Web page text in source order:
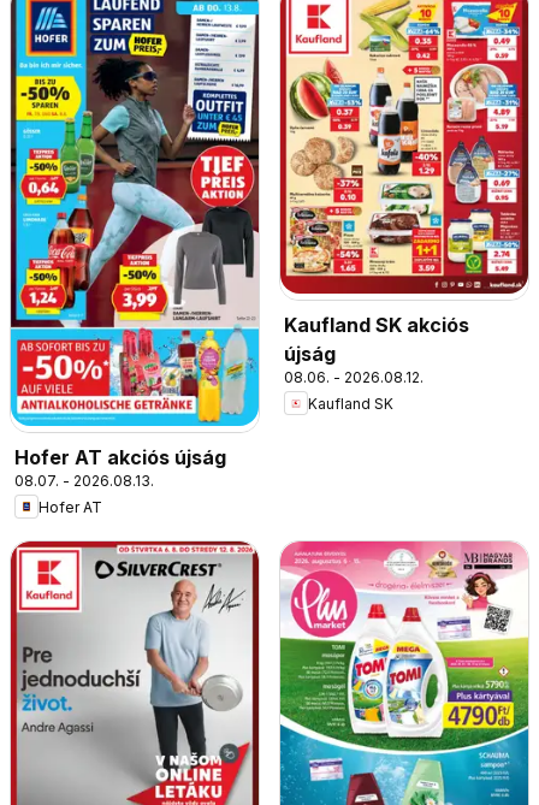
Hofer AT akciós újság
08.07. - 2026.08.13.
Hofer AT
Kaufland SK akciós
újság
08.06. - 2026.08.12.
Kaufland SK